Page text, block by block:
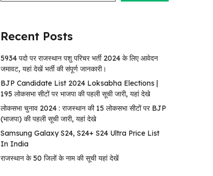
Recent Posts
5934 पदो पर राजस्थान पशु परिचर भर्ती 2024 के लिए आवेदन
जमावट, यहां देखें भर्ती की संपूर्ण जानकारी।
BJP Candidate List 2024 Loksabha Elections |
195 लोकसभा सीटों पर भाजपा की पहली सूची जारी, यहां देखे
लोकसभा चुनाव 2024 : राजस्थान की 15 लोकसभा सीटों पर BJP
(भाजपा) की पहली सूची जारी, यहां देखे
Samsung Galaxy S24, S24+ S24 Ultra Price List
In India
राजस्थान के 50 जिलों के नाम की सूची यहां देखें